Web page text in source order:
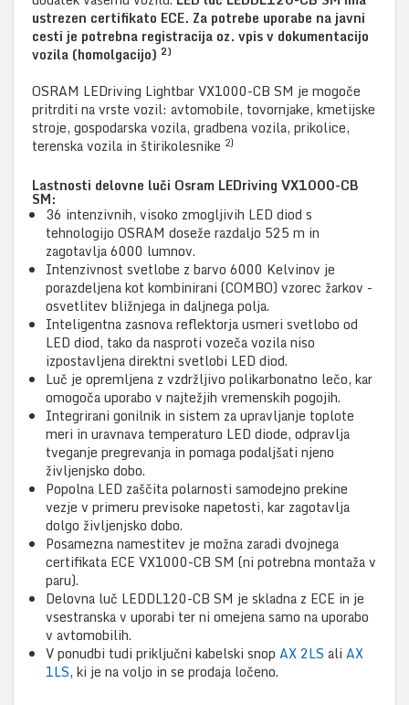
ustrezen certifikato ECE. Za potrebe uporabe na javni
cesti je potrebna registracija oz. vpis v dokumentacijo
vozila (homolgacijo) 2)
OSRAM LEDriving Lightbar VX1000-CB SM je mogoče
pritrditi na vrste vozil: avtomobile, tovornjake, kmetijske
stroje, gospodarska vozila, gradbena vozila, prikolice,
terenska vozila in štirikolesnike 2)
Lastnosti delovne luči Osram LEDriving VX1000-CB
SM:
36 intenzivnih, visoko zmogljivih LED diod s
tehnologijo OSRAM doseže razdaljo 525 m in
zagotavlja 6000 lumnov.
Intenzivnost svetlobe z barvo 6000 Kelvinov je
porazdeljena kot kombinirani (COMBO) vzorec žarkov -
osvetlitev bližnjega in daljnega polja.
Inteligentna zasnova reflektorja usmeri svetlobo od
LED diod, tako da nasproti vozeča vozila niso
izpostavljena direktni svetlobi LED diod.
Luč je opremljena z vzdržljivo polikarbonatno lečo, kar
omogoča uporabo v najtežjih vremenskih pogojih.
Integrirani gonilnik in sistem za upravljanje toplote
meri in uravnava temperaturo LED diode, odpravlja
tveganje pregrevanja in pomaga podaljšati njeno
življenjsko dobo.
Popolna LED zaščita polarnosti samodejno prekine
vezje v primeru previsoke napetosti, kar zagotavlja
dolgo življenjsko dobo.
Posamezna namestitev je možna zaradi dvojnega
certifikata ECE VX1000-CB SM (ni potrebna montaža v
paru).
Delovna luč LEDDL120-CB SM je skladna z ECE in je
vsestranska v uporabi ter ni omejena samo na uporabo
v avtomobilih.
V ponudbi tudi priključni kabelski snop AX 2LS ali AX
1LS, ki je na voljo in se prodaja ločeno.